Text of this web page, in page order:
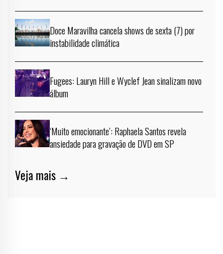
Doce Maravilha cancela shows de sexta (7) por
instabilidade climática
Fugees: Lauryn Hill e Wyclef Jean sinalizam novo
álbum
‘Muito emocionante’: Raphaela Santos revela
ansiedade para gravação de DVD em SP
Veja mais →